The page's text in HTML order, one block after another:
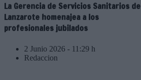
La Gerencia de Servicios Sanitarios de
Lanzarote homenajea a los
profesionales jubilados
2 Junio 2026 - 11:29 h
Redaccion